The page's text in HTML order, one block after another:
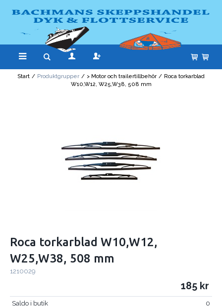
Start / Produktgrupper / > Motor och trailertillbehör / Roca torkarblad
W10,W12, W25,W38, 508 mm
Roca torkarblad W10,W12,
W25,W38, 508 mm
1210029
185
Saldo i butik 0